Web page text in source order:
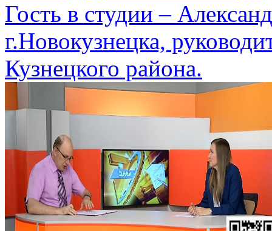
Гость в студии –
г.Новокузнецка,
Кузнецкого района.